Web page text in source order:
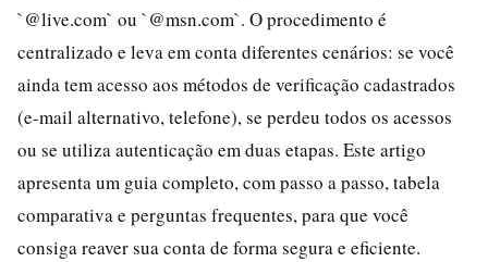
`@live.com` ou `@msn.com`. O procedimento é
centralizado e leva em conta diferentes cenários: se você
ainda tem acesso aos métodos de verificação cadastrados
(e-mail alternativo, telefone), se perdeu todos os acessos
ou se utiliza autenticação em duas etapas. Este artigo
apresenta um guia completo, com passo a passo, tabela
comparativa e perguntas frequentes, para que você
consiga reaver sua conta de forma segura e eficiente.